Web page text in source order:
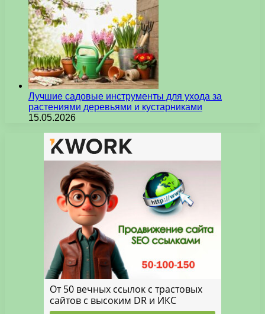
Лучшие садовые инструменты для ухода за
растениями деревьями и кустарниками
15.05.2026